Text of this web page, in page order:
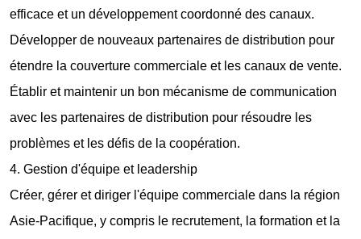
efficace et un développement coordonné des canaux.
Développer de nouveaux partenaires de distribution pour
étendre la couverture commerciale et les canaux de vente.
Établir et maintenir un bon mécanisme de communication
avec les partenaires de distribution pour résoudre les
problèmes et les défis de la coopération.
4. Gestion d'équipe et leadership
Créer, gérer et diriger l'équipe commerciale dans la région
Asie-Pacifique, y compris le recrutement, la formation et la